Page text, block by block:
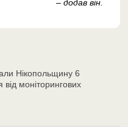
– додав він.
Нікопольщину 6
моніторингових